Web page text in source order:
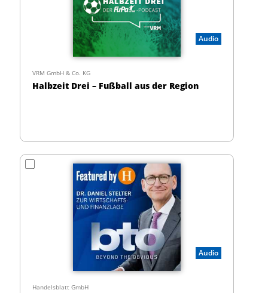
Audio
VRM GmbH & Co. KG
Halbzeit Drei – Fußball aus der Region
Audio
Handelsblatt GmbH